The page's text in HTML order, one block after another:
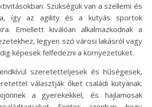
Szükségük van a szellemi és
így az agility és a kutyás sportok
Emellett kiválóan alkalmazkodnak a
legyen szó városi lakásról vagy
képesek felfedezni a környezetüket.
szeretetteljesek és hűségesek,
választják őket családi kutyának.
a gyerekekkel, és hajlamosak